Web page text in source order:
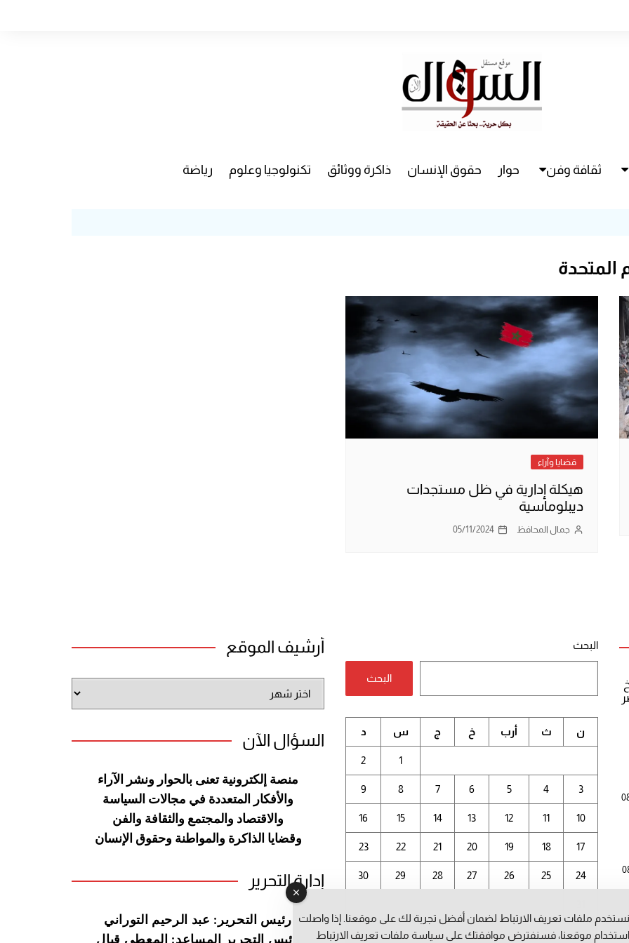
ثقافة وفن حوار حقوق الإنسان ذاكرة ووثائق تكنولوجيا وعلوم رياضة
المتحدة
قضايا وآراء
هيكلة إدارية في ظل مستجدات
ديبلوماسية
جمال المحافظ 05/11/2024
البحث
البحث
أغسطس 2026
ن ث أرب خ ج س د
1
2
3
4
5
6
7
8
9
10
11
12
13
14
15
16
17
18
19
20
21
22
23
24
25
26
27
28
29
30
أرشيف الموقع
الموقع
السؤال الآن
منصة إلكترونية تعنى بالحوار ونشر
الآراء
والأفكار المتعددة في مجالات السياسة
والاقتصاد والمجتمع والثقافة والفن
وقضايا الذاكرة والمواطنة وحقوق الإنسان
إدارة التحرير
رئيس التحرير: عبد الرحيم التوراني
رئيس التحرير المساعد: المعطي قبال
نستخدم ملفات تعريف الارتباط لضمان أفضل تجربة لك على موقعنا. إذا واصلت
استخدام موقعنا، فسنفترض موافقتك على سياسة ملفات تعريف الارتباط